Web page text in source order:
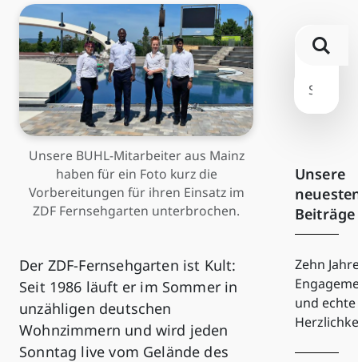
Unsere BUHL-Mitarbeiter aus Mainz
haben für ein Foto kurz die
Vorbereitungen für ihren Einsatz im
ZDF Fernsehgarten unterbrochen.
Der ZDF-Fernsehgarten ist Kult:
Seit 1986 läuft er im Sommer in
unzähligen deutschen
Wohnzimmern und wird jeden
Sonntag live vom Gelände des
Unsere
Beiträge
Zehn
und echte